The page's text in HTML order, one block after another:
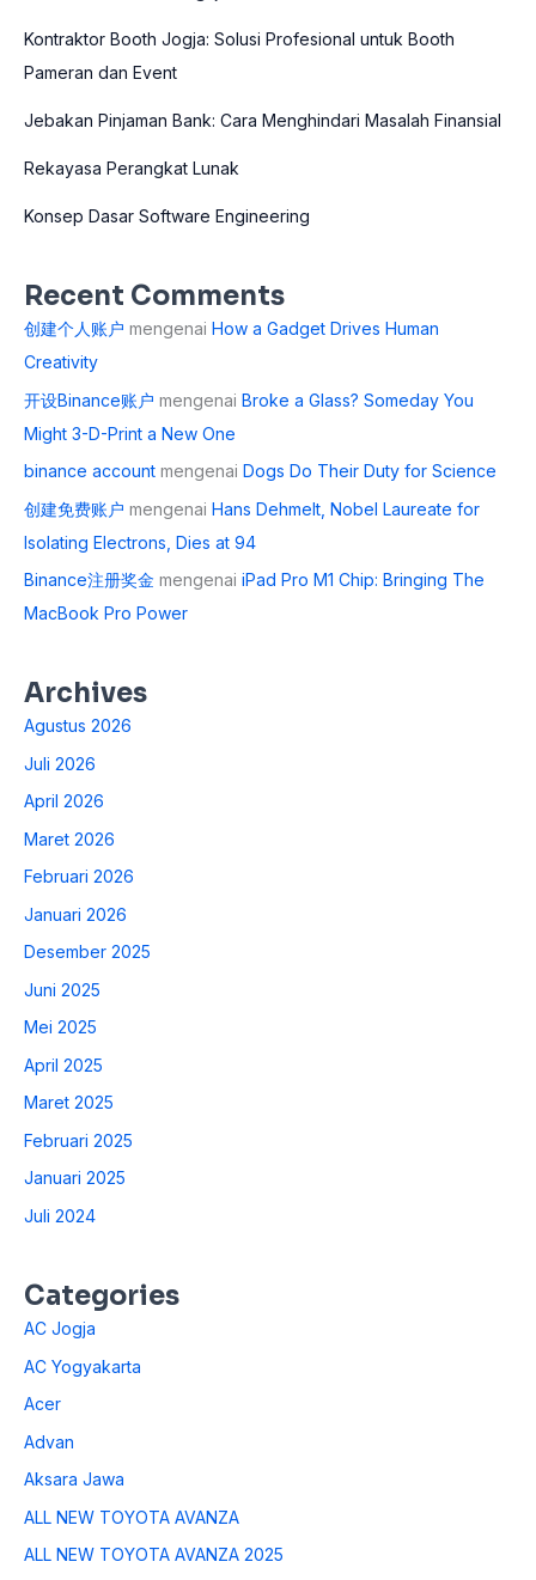
Kontraktor Booth Jogja: Solusi Profesional untuk Booth
Pameran dan Event
Jebakan Pinjaman Bank: Cara Menghindari Masalah Finansial
Rekayasa Perangkat Lunak
Konsep Dasar Software Engineering
Recent Comments
创建个人账户 mengenai How a Gadget Drives Human
Creativity
开设Binance账户 mengenai Broke a Glass? Someday You
Might 3-D-Print a New One
binance account mengenai Dogs Do Their Duty for Science
创建免费账户 mengenai Hans Dehmelt, Nobel Laureate for
Isolating Electrons, Dies at 94
Binance注册奖金 mengenai iPad Pro M1 Chip: Bringing The
MacBook Pro Power
Archives
Agustus 2026
Juli 2026
April 2026
Maret 2026
Februari 2026
Januari 2026
Desember 2025
Juni 2025
Mei 2025
April 2025
Maret 2025
Februari 2025
Januari 2025
Juli 2024
Categories
AC Jogja
AC Yogyakarta
Acer
Advan
Aksara Jawa
ALL NEW TOYOTA AVANZA
ALL NEW TOYOTA AVANZA 2025